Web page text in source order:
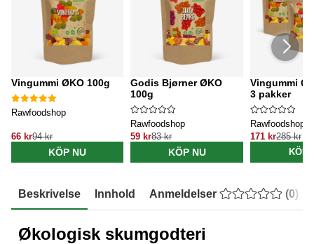
Vingummi ØKO 100g
Rawfoodshop
66 kr94 kr
KÖP NU
Godis Bjørner ØKO
100g
Rawfoodshop
59 kr83 kr
KÖP NU
Vingummi
3 pakker
Rawfoodshop
171 kr285 kr
KÖP
Beskrivelse Innhold Anmeldelser (0)
Økologisk skumgodteri